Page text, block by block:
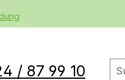
/ 87 99 10